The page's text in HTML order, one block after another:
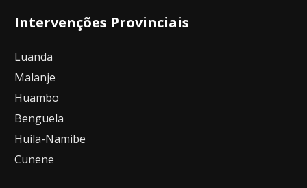
Intervenções Provinciais
Luanda
Malanje
Huambo
Benguela
Huíla-Namibe
Cunene